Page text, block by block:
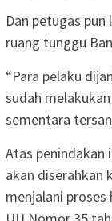
Dan petugas
ruang tunggu
“Para pelaku
sudah
sementara
Atas penindakan
akan diserahkan
menjalani proses